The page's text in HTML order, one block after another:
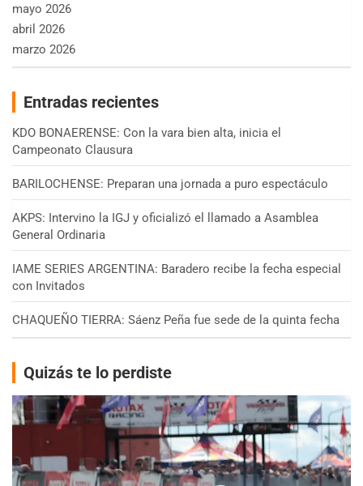
mayo 2026
abril 2026
marzo 2026
Entradas recientes
KDO BONAERENSE: Con la vara bien alta, inicia el
Campeonato Clausura
BARILOCHENSE: Preparan una jornada a puro espectáculo
AKPS: Intervino la IGJ y oficializó el llamado a Asamblea
General Ordinaria
IAME SERIES ARGENTINA: Baradero recibe la fecha especial
con Invitados
CHAQUEÑO TIERRA: Sáenz Peña fue sede de la quinta fecha
Quizás te lo perdiste